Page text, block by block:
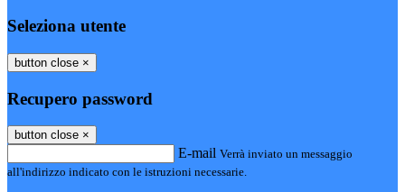
Seleziona utente
button close ×
Recupero password
button close ×
E-mail Verrà inviato un messaggio
all'indirizzo indicato con le istruzioni necessarie.